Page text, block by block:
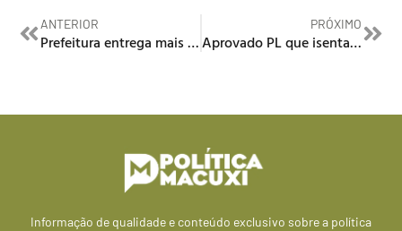
ANTERIOR
Prefeitura entrega mais de 3 mil itens para projetos esportivos
PRÓXIMO
Aprovado PL que isenta pessoas de baixa renda de pagarem taxa de inscrição nos concursos públicos em Roraima
Informação de qualidade e conteúdo exclusivo sobre a política